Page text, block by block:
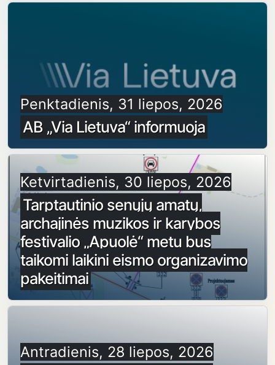
Penktadienis, 31 liepos, 2026
AB „Via Lietuva“ informuoja
Ketvirtadienis, 30 liepos, 2026
Tarptautinio senųjų amatų,
archajinės muzikos ir karybos
festivalio „Apuolė“ metu bus
taikomi laikini eismo organizavimo
pakeitimai
Antradienis, 28 liepos, 2026